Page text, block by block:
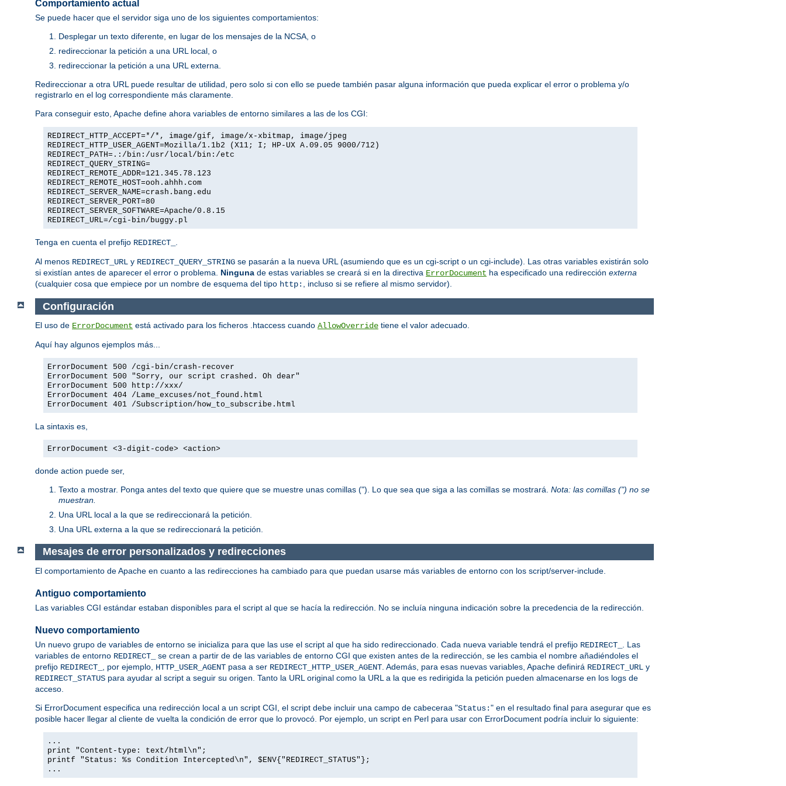
Comportamiento actual
Se puede hacer que el servidor siga uno de los siguientes comportamientos:
Desplegar un texto diferente, en lugar de los mensajes de la NCSA, o
redireccionar la petición a una URL local, o
redireccionar la petición a una URL externa.
Redireccionar a otra URL puede resultar de utilidad, pero solo si con ello se puede también pasar alguna información que pueda explicar el error o problema y/o
registrarlo en el log correspondiente más claramente.
Para conseguir esto, Apache define ahora variables de entorno similares a las de los CGI:
REDIRECT_HTTP_ACCEPT=*/*, image/gif, image/x-xbitmap, image/jpeg
REDIRECT_HTTP_USER_AGENT=Mozilla/1.1b2 (X11; I; HP-UX A.09.05 9000/712)
REDIRECT_PATH=.:/bin:/usr/local/bin:/etc
REDIRECT_QUERY_STRING=
REDIRECT_REMOTE_ADDR=121.345.78.123
REDIRECT_REMOTE_HOST=ooh.ahhh.com
REDIRECT_SERVER_NAME=crash.bang.edu
REDIRECT_SERVER_PORT=80
REDIRECT_SERVER_SOFTWARE=Apache/0.8.15
REDIRECT_URL=/cgi-bin/buggy.pl
Tenga en cuenta el prefijo REDIRECT_
Al menos REDIRECT_URL y REDIRECT_QUERY_STRING se pasarán a la nueva URL (asumiendo que es un cgi-script o un cgi-include). Las otras variables existirán solo
si existían antes de aparecer el error o problema. Ninguna de estas variables se creará si en la directiva ErrorDocument ha especificado una redirección externa
(cualquier cosa que empiece por un nombre de esquema del tipo http: , incluso si se refiere al mismo servidor).
Configuración
El uso de ErrorDocument está activado para los ficheros .htaccess cuando AllowOverride tiene el valor adecuado.
Aquí hay algunos ejemplos más...
ErrorDocument 500 /cgi-bin/crash-recover
ErrorDocument 500 "Sorry, our script crashed. Oh dear"
ErrorDocument 500 http://xxx/
ErrorDocument 404 /Lame_excuses/not_found.html
ErrorDocument 401 /Subscription/how_to_subscribe.html
La sintaxis es,
ErrorDocument <3-digit-code> <action>
donde action puede ser,
Texto a mostrar. Ponga antes del texto que quiere que se muestre unas comillas ("). Lo que sea que siga a las comillas se mostrará. Nota: las comillas (") no se
muestran.
Una URL local a la que se redireccionará la petición.
Una URL externa a la que se redireccionará la petición.
Mesajes de error personalizados y redirecciones
El comportamiento de Apache en cuanto a las redirecciones ha cambiado para que puedan usarse más variables de entorno con los script/server-include.
Antiguo comportamiento
Las variables CGI estándar estaban disponibles para el script al que se hacía la redirección. No se incluía ninguna indicación sobre la precedencia de la redirección.
Nuevo comportamiento
Un nuevo grupo de variables de entorno se inicializa para que las use el script al que ha sido redireccionado. Cada nueva variable tendrá el prefijo REDIRECT_
. Las
variables de entorno REDIRECT_
se crean a partir de de las variables de entorno CGI que existen antes de la redirección, se les cambia el nombre añadiéndoles el
prefijo REDIRECT_ , por ejemplo, HTTP_USER_AGENT pasa a ser REDIRECT_HTTP_USER_AGENT . Además, para esas nuevas variables, Apache definirá REDIRECT_URL y
REDIRECT_STATUS para ayudar al script a seguir su origen. Tanto la URL original como la URL a la que es redirigida la petición pueden almacenarse en los logs de
acceso.
Si ErrorDocument especifica una redirección local a un script CGI, el script debe incluir una campo de cabeceraa "Status:" en el resultado final para asegurar que es
posible hacer llegar al cliente de vuelta la condición de error que lo provocó. Por ejemplo, un script en Perl para usar con ErrorDocument podría incluir lo siguiente:
...
print "Content-type: text/html\n";
printf "Status: %s Condition Intercepted\n", $ENV{"REDIRECT_STATUS"};
...